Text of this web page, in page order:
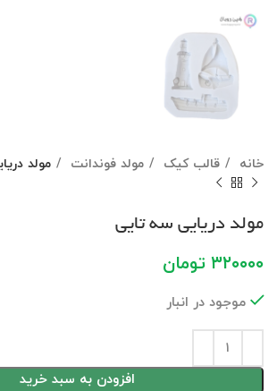
خانه قالب کیک مولد فوندانت مولد
مولد دریایی سه تایی
۳۲۰۰۰۰ تومان
موجود در انبار
افزودن به سبد خرید